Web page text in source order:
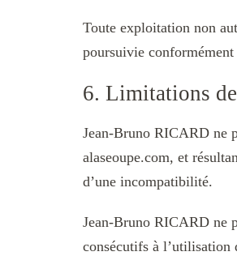
Toute exploitation non
poursuivie
6. Limitations
Jean-Bruno RICARD ne
alaseoupe.com, et
d’une incompatibilité.
Jean-Bruno RICARD ne
consécutifs à l’utilisation